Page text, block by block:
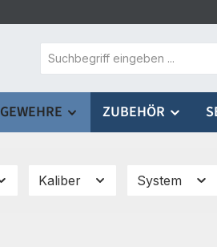
GEWEHRE ZUBEHÖR
Kaliber System